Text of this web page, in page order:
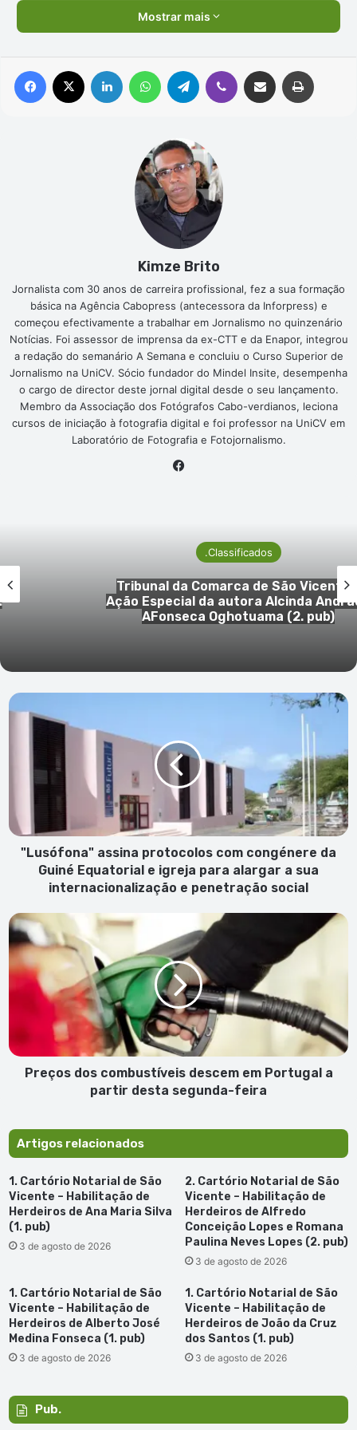
Mostrar mais
Facebook Linkedin WhatsAppTelegram Viber Compartilhar via e-mail
Kimze Brito
Jornalista com 30 anos de carreira profissional, fez a sua formação
básica na Agência Cabopress (antecessora da Inforpress) e
começou efectivamente a trabalhar em Jornalismo no quinzenário
Notícias. Foi assessor de imprensa da ex-CTT e da Enapor, integrou
a redação do semanário A Semana e concluiu o Curso Superior de
Jornalismo na UniCV. Sócio fundador do Mindel Insite, desempenha
o cargo de director deste jornal digital desde o seu lançamento.
Membro da Associação dos Fotógrafos Cabo-verdianos, leciona
cursos de iniciação à fotografia digital e foi professor na UniCV em
Laboratório de Fotografia e Fotojornalismo.
.Classificados
Tribunal da Comarca de São Vicente –
Ação Especial da autora Alcinda Andrade
AFonseca Oghotuama (2. pub)
"Lusófona"
assina
congénere
Equatorial
e
igreja
sua
internacionalização
e
penetração
social
"Lusófona" assina protocolos com congénere da
Guiné Equatorial e igreja para alargar a sua
internacionalização e penetração social
Preços
dos
combustíveis
descem
Portugal
desta
segunda-
Preços dos combustíveis descem em Portugal a
partir desta segunda-feira
Artigos relacionados
1. Cartório Notarial de São
Vicente – Habilitação de
Herdeiros de Ana Maria Silva
(1. pub)
3 de agosto de 2026
2. Cartório Notarial de São
Vicente – Habilitação de
Herdeiros de Alfredo
Conceição Lopes e Romana
Paulina Neves Lopes (2. pub)
3 de agosto de 2026
1. Cartório Notarial de São
Vicente – Habilitação de
Herdeiros de Alberto José
Medina Fonseca (1. pub)
3 de agosto de 2026
1. Cartório Notarial de São
Vicente – Habilitação de
Herdeiros de João da Cruz
dos Santos (1. pub)
3 de agosto de 2026
Pub.